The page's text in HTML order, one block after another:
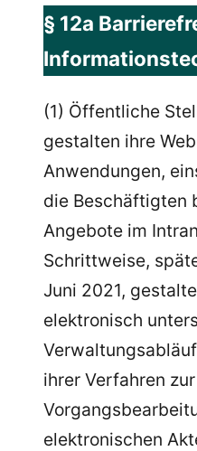
§ 12a
(1) Öffentliche
gestalten ihre
Anwendungen,
die Beschäftigten
Angebote im
Schrittweise,
Juni 2021,
elektronisch
ihrer Verfahren
elektronischen